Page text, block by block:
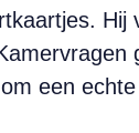
een